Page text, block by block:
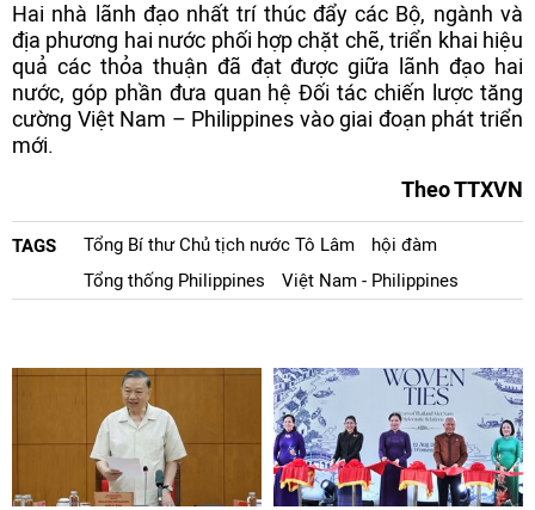
Hai nhà lãnh đạo nhất trí thúc đẩy các Bộ, ngành và
địa phương hai nước phối hợp chặt chẽ, triển khai hiệu
quả các thỏa thuận đã đạt được giữa lãnh đạo hai
nước, góp phần đưa quan hệ Đối tác chiến lược tăng
cường Việt Nam – Philippines vào giai đoạn phát triển
mới.
Theo TTXVN
TAGS Tổng Bí thư Chủ tịch nước Tô Lâm
hội đàm
Tổng thống Philippines
Việt Nam - Philippines